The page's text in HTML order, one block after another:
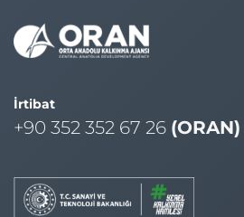
İrtibat
+90 352 352 67 26 (ORAN)